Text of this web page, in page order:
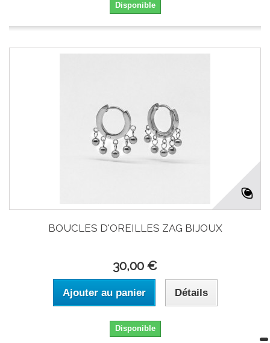
Disponible
BOUCLES D'OREILLES ZAG BIJOUX
30,00 €
Ajouter au panier Détails
Disponible